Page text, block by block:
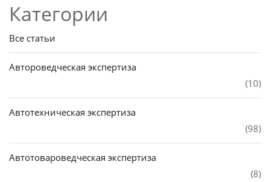
Категории
Все статьи
Автороведческая экспертиза
(10)
Автотехническая экспертиза
(98)
Автотовароведческая экспертиза
(8)